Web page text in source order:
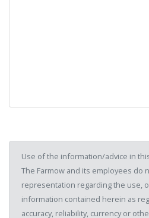
Use of the information/advice in
The Farmow and its employees do
representation regarding the use,
information contained herein as
accuracy, reliability, currency or